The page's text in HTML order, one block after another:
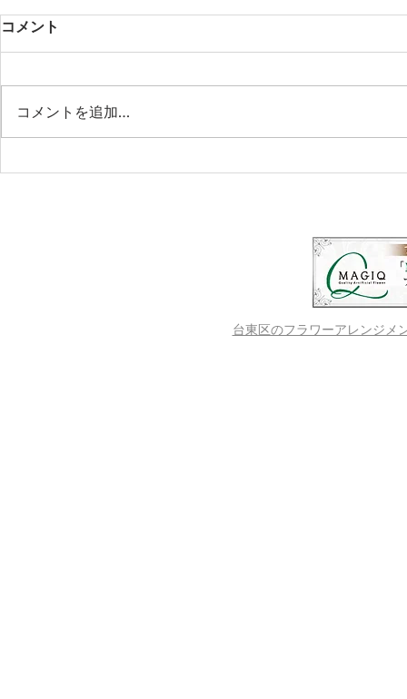
コメント
コメントを追加…
台東区のフラワーアレンジメ